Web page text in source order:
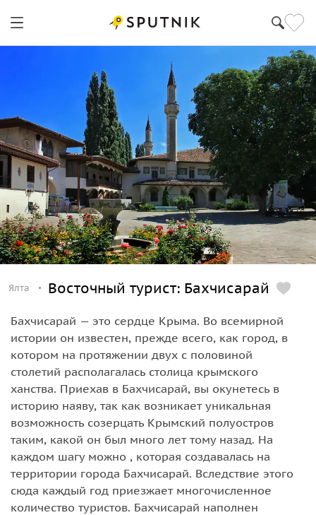
Ялта Восточный турист: Бахчисарай
Бахчисарай — это сердце Крыма. Во всемирной
истории он известен, прежде всего, как город, в
котором на протяжении двух с половиной
столетий располагалась столица крымского
ханства. Приехав в Бахчисарай, вы окунетесь в
историю наяву, так как возникает уникальная
возможность созерцать Крымский полуостров
таким, какой он был много лет тому назад. На
каждом шагу можно , которая создавалась на
территории города Бахчисарай. Вследствие этого
сюда каждый год приезжает многочисленное
количество туристов. Бахчисарай наполнен